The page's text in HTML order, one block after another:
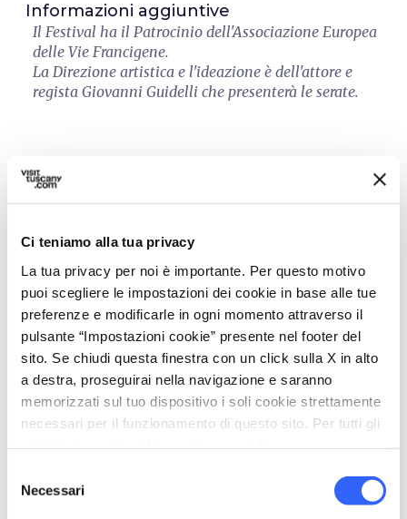
Ci teniamo alla tua privacy
La tua privacy per noi è importante. Per questo motivo
puoi scegliere le impostazioni dei cookie in base alle tue
preferenze e modificarle in ogni momento attraverso il
pulsante “Impostazioni cookie” presente nel footer del
sito. Se chiudi questa finestra con un click sulla X in alto
a destra, proseguirai nella navigazione e saranno
memorizzati sul tuo dispositivo i soli cookie strettamente
necessari per il funzionamento di questo sito. Per tutti gli
delNecessari
Informazioni aggiuntive
Il Festival ha il Patrocinio dell'Associazione Europea
delle Vie Francigene.
La Direzione artistica e l'ideazione è dell'attore e
regista Giovanni Guidelli che presenterà le serate.